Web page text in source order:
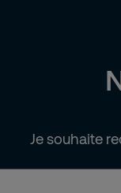
Je souhaite